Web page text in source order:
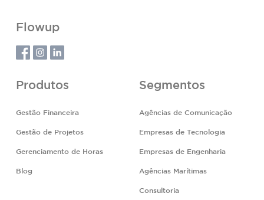
Flowup
Produtos
Gestão Financeira
Gestão de Projetos
Gerenciamento de Horas
Blog
Segmentos
Agências de Comunicação
Empresas de Tecnologia
Empresas de Engenharia
Agências Marítimas
Consultoria